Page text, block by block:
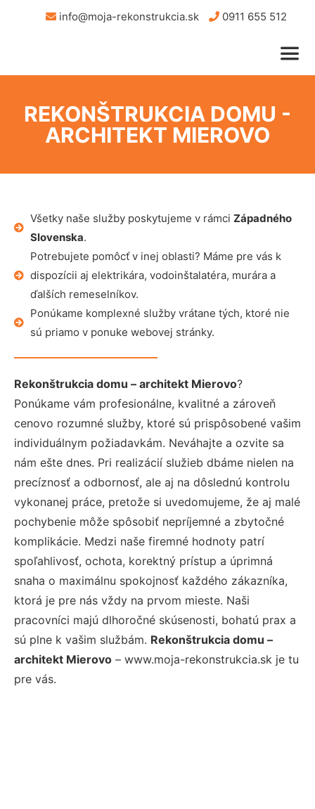
info@moja-rekonstrukcia.sk 0911 655 512
REKONŠTRUKCIA DOMU -
ARCHITEKT MIEROVO
Všetky naše služby poskytujeme v rámci Západného
Slovenska.
Potrebujete pomôcť v inej oblasti? Máme pre vás k
dispozícii aj elektrikára, vodoinštalatéra, murára a
ďalších remeselníkov.
Ponúkame komplexné služby vrátane tých, ktoré nie
sú priamo v ponuke webovej stránky.
Rekonštrukcia domu – architekt Mierovo?
Ponúkame vám profesionálne, kvalitné a zároveň
cenovo rozumné služby, ktoré sú prispôsobené vašim
individuálnym požiadavkám. Neváhajte a ozvite sa
nám ešte dnes. Pri realizácií služieb dbáme nielen na
precíznosť a odbornosť, ale aj na dôslednú kontrolu
vykonanej práce, pretože si uvedomujeme, že aj malé
pochybenie môže spôsobiť nepríjemné a zbytočné
komplikácie. Medzi naše firemné hodnoty patrí
spoľahlivosť, ochota, korektný prístup a úprimná
snaha o maximálnu spokojnosť každého zákazníka,
ktorá je pre nás vždy na prvom mieste. Naši
pracovníci majú dlhoročné skúsenosti, bohatú prax a
sú plne k vašim službám. Rekonštrukcia domu –
architekt Mierovo – www.moja-rekonstrukcia.sk je tu
pre vás.